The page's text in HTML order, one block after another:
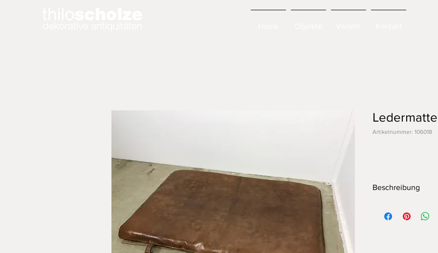
Artikelnummer: 106018
Beschreibung
gereinigt, gewachst,